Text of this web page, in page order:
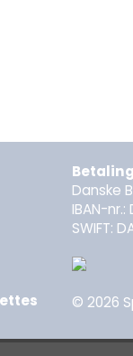
Danske
IBAN-nr.:
SWIFT:
© 2026